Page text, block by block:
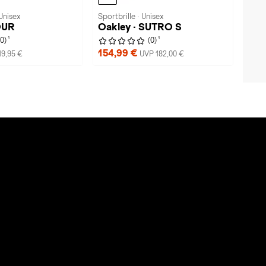
1
€
Sportbrille · Unisex
Oakley · SUTRO S
(0) 1
154,99 € UVP 182,00 €